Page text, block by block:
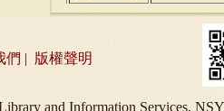
們 | 版權聲明
and Information Services,